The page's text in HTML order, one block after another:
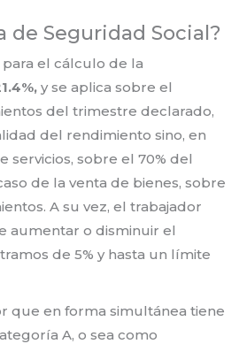
de Seguridad Social?
para el cálculo de la
y se aplica sobre el
del trimestre declarado,
del rendimiento sino, en
servicios, sobre el 70% del
de la venta de bienes, sobre
A su vez, el trabajador
aumentar o disminuir el
de 5% y hasta un límite
que en forma simultánea tiene
A, o sea como